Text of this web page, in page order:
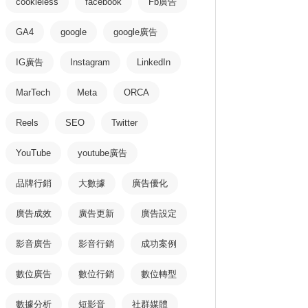
GA4 google google廣告
IG廣告 Instagram LinkedIn
MarTech Meta ORCA
Reels SEO Twitter
YouTube youtube廣告
品牌行銷 大數據 廣告優化
廣告成效 廣告更新 廣告設定
影音廣告 影音行銷 成功案例
數位廣告 數位行銷 數位轉型
數據分析 短影音 社群媒體